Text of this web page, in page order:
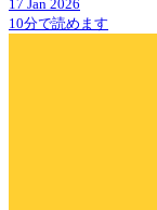
17 Jan 2026
10分で読めます